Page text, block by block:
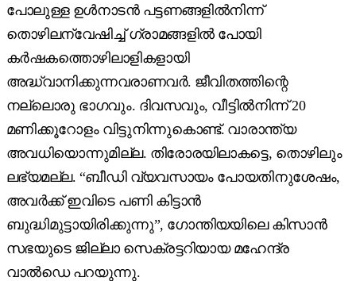
പോലുള്ള ഉൾനാടൻ പട്ടണങ്ങളിൽനിന്ന്
തൊഴിലന്വേഷിച്ച് ഗ്രാമങ്ങളിൽ പോയി
കർഷകത്തൊഴിലാളികളായി
അദ്ധ്വാനിക്കുന്നവരാണവർ. ജീവിതത്തിന്റെ
നല്ലൊരു ഭാഗവും. ദിവസവും, വീട്ടിൽനിന്ന് 20
മണിക്കൂറോളം വിട്ടുനിന്നുകൊണ്ട്. വാരാന്ത്യ
അവധിയൊന്നുമില്ല. തിരോരയിലാകട്ടെ, തൊഴിലും
ലഭ്യമല്ല. “ബീഡി വ്യവസായം പോയതിനുശേഷം,
അവർക്ക് ഇവിടെ പണി കിട്ടാൻ
ബുദ്ധിമുട്ടായിരിക്കുന്നു”, ഗോന്തിയയിലെ കിസാൻ
സഭയുടെ ജില്ലാ സെക്രട്ടറിയായ മഹേന്ദ്ര
വാൽഡെ പറയുന്നു.